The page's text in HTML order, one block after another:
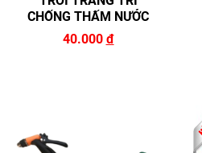
CHỐNG THẤM NƯỚC
40.000 đ